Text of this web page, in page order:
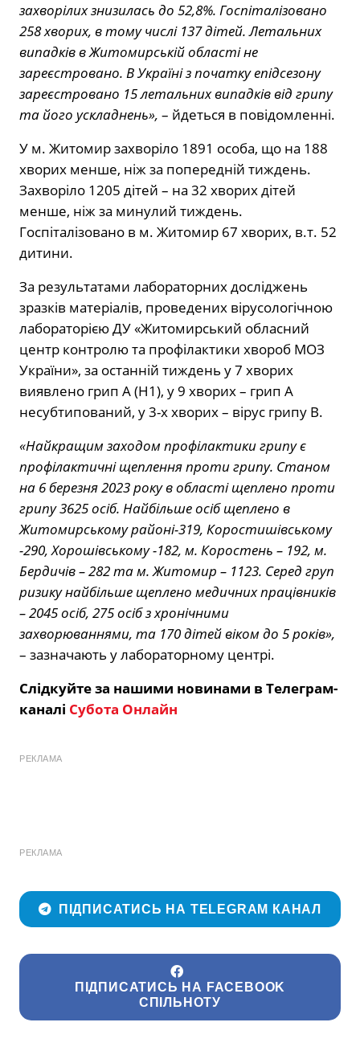
захворілих знизилась до 52,8%. Госпіталізовано
258 хворих, в тому числі 137 дітей. Летальних
випадків в Житомирській області не
зареєстровано. В Україні з початку епідсезону
зареєстровано 15 летальних випадків від грипу
та його ускладнень», – йдеться в повідомленні.
У м. Житомир захворіло 1891 особа, що на 188
хворих менше, ніж за попередній тиждень.
Захворіло 1205 дітей – на 32 хворих дітей
менше, ніж за минулий тиждень.
Госпіталізовано в м. Житомир 67 хворих, в.т. 52
дитини.
За результатами лабораторних досліджень
зразків матеріалів, проведених вірусологічною
лабораторією ДУ «Житомирський обласний
центр контролю та профілактики хвороб МОЗ
України», за останній тиждень у 7 хворих
виявлено грип А (Н1), у 9 хворих – грип А
несубтипований, у 3-х хворих – вірус грипу В.
«Найкращим заходом профілактики грипу є
профілактичні щеплення проти грипу. Станом
на 6 березня 2023 року в області щеплено проти
грипу 3625 осіб. Найбільше осіб щеплено в
Житомирському районі-319, Коростишівському
-290, Хорошівському -182, м. Коростень – 192, м.
Бердичів – 282 та м. Житомир – 1123. Серед груп
ризику найбільше щеплено медичних працівників
– 2045 осіб, 275 осіб з хронічними
захворюваннями, та 170 дітей віком до 5 років»,
– зазначають у лабораторному центрі.
Слідкуйте за нашими новинами в Телеграм-
каналі Субота Онлайн
РЕКЛАМА
РЕКЛАМА
ПІДПИСАТИСЬ НА TELEGRAM КАНАЛ
ПІДПИСАТИСЬ НА FACEBOOK
СПІЛЬНОТУ